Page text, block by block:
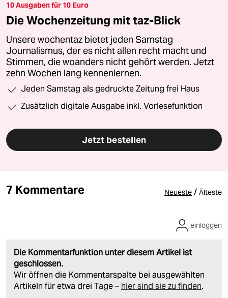
10 Ausgaben für 10 Euro
Die Wochenzeitung mit taz-Blick
Unsere wochentaz bietet jeden Samstag
Journalismus, der es nicht allen recht macht und
Stimmen, die woanders nicht gehört werden. Jetzt
zehn Wochen lang kennenlernen.
Jeden Samstag als gedruckte Zeitung frei Haus
Zusätzlich digitale Ausgabe inkl. Vorlesefunktion
Jetzt bestellen
7 Kommentare Neueste / Älteste
Die Kommentarfunktion unter diesem Artikel ist
geschlossen.
Wir öffnen die Kommentarspalte bei ausgewählten
Artikeln für etwa drei Tage – hier sind sie zu finden.
einloggen